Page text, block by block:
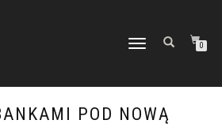
TOGGLE
0
POD NOWĄ